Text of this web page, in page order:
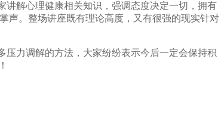
解心理健康相关知识，强调态度决定一切，拥有
声。 整场讲座既有理论高度，又有很强的现实针对
压力调解的方法，大家纷纷表示今后一定会保持积